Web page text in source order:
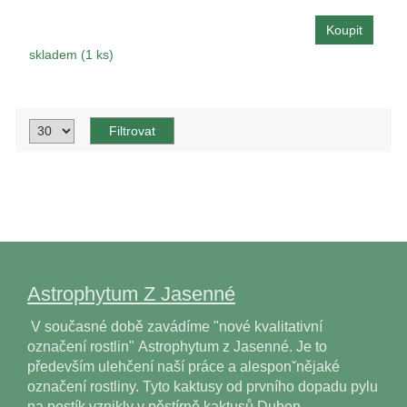
skladem (1 ks)
Astrophytum Z Jasenné
V současné době zavádíme "nové kvalitativní
označení rostlin" Astrophytum z Jasenné. Je to
především ulehčení naší práce a alesponˇnějaké
označení rostliny. Tyto kaktusy od prvního dopadu pylu